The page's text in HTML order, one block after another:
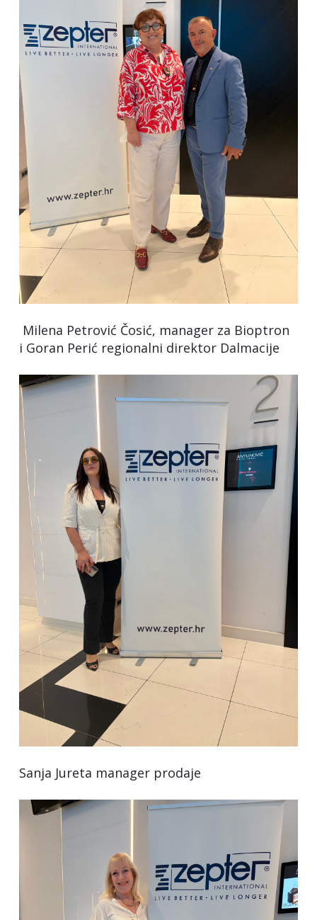
Milena Petrović Čosić, manager za Bioptron
i Goran Perić regionalni direktor Dalmacije
Sanja Jureta manager prodaje